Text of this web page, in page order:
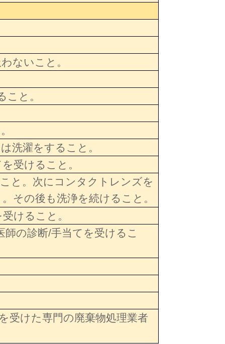
ないこと。
こと。
洗濯をすること。
受けること。
と。次にコンタクトレンズを
その後も洗浄を続けること。
けること。
の診断/手当てを受けるこ
受けた専門の廃棄物処理業者